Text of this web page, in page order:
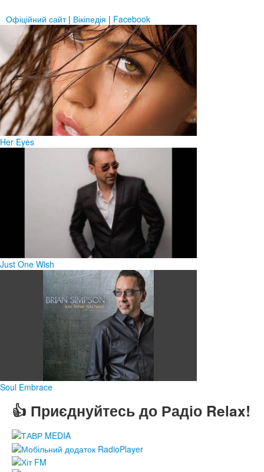
Офіційний сайт| Вікіпедія | Facebook
Her Eyes
Just One Wish
Soul Embrace
👍 Приєднуйтесь до Радіо Relax!